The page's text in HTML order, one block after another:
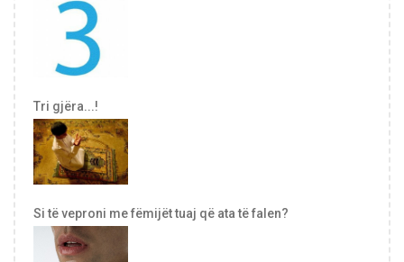
Tri gjëra...!
Si të veproni me fëmijët tuaj që ata të falen?